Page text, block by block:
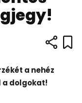
a nehéz
a dolgokat!